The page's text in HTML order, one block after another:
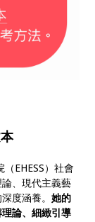
EHESS）社會
、現代主義藝
度涵養。她的
論、細緻引導